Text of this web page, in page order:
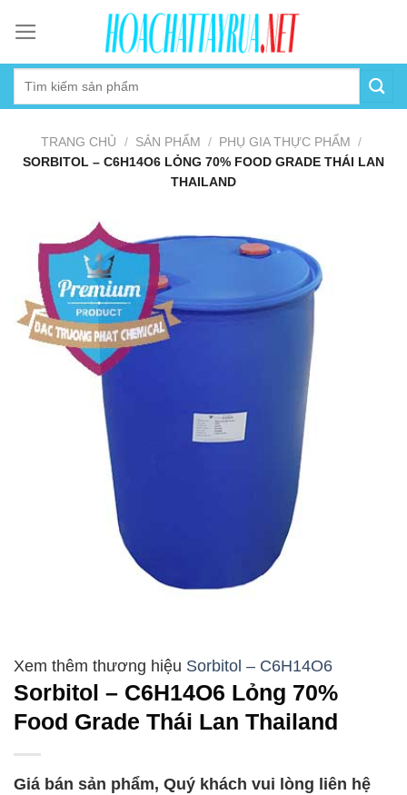
content
TRANG CHỦ / SẢN PHẨM / PHỤ GIA THỰC PHẨM /
SORBITOL – C6H14O6 LỎNG 70% FOOD GRADE THÁI LAN
THAILAND
Sorbitol – C6H14O6
Sorbitol – C6H14O6 Lỏng 70%
Food Grade Thái Lan Thailand
Giá bán sản phẩm, Quý khách vui lòng liên hệ